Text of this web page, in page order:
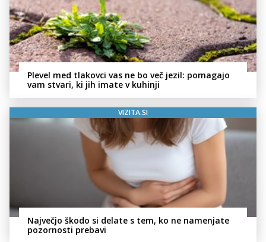
Plevel med tlakovci vas ne bo več jezil: pomagajo
vam stvari, ki jih imate v kuhinji
VIZITA.SI
Največjo škodo si delate s tem, ko ne namenjate
pozornosti prebavi